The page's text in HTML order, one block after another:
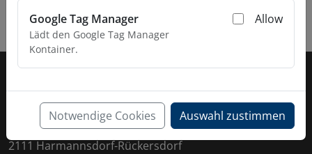
Fußzeile
KONTAKT
Daltec GmbH
Esaromstraße 5
2111 Harmannsdorf-Rückersdorf
Google Tag Manager
Lädt den Google Tag Manager
Kontainer.
Allow
Notwendige Cookies Auswahl zustimmen